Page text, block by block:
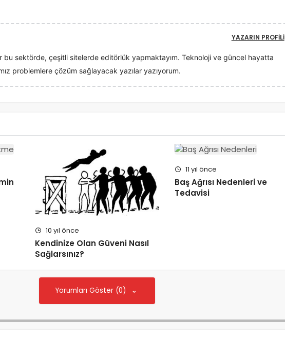
bu sektörde, çeşitli sitelerde editörlük yapmaktayım. Teknoloji ve güncel hayatta
problemlere çözüm sağlayacak yazılar yazıyorum.
YAZARIN PROFILI
10 yıl önce
Kendinize Olan Güveni Nasıl
Sağlarsınız?
11 yıl önce
Baş Ağrısı Nedenleri ve
Tedavisi
Yorumları Göster (0)